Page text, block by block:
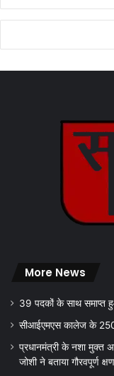
More News
39 पदकों के साथ समाप्त
सीआईएमएस कालेज के 250
प्रधानमंत्री के नशा मुक्त
जोशी ने बताया गौरवपूर्ण